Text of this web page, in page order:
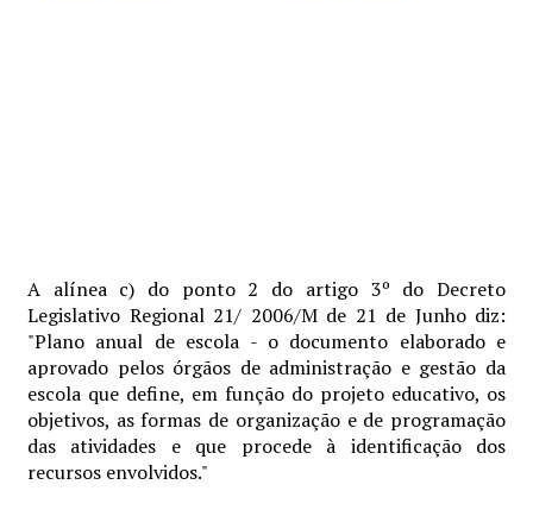
A alínea c) do ponto 2 do artigo 3º do Decreto
Legislativo Regional 21/ 2006/M de 21 de Junho diz:
"Plano anual de escola - o documento elaborado e
aprovado pelos órgãos de administração e gestão da
escola que define, em função do projeto educativo, os
objetivos, as formas de organização e de programação
das atividades e que procede à identificação dos
recursos envolvidos."